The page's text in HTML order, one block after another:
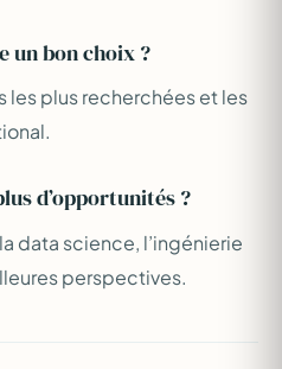
un bon choix ?
les plus recherchées et les
d’opportunités ?
data science, l’ingénierie
perspectives.